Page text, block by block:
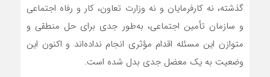
گذشته، نه کارفرمایان و نه وزارت تعاون، کار و رفاه اجتماعی
و سازمان تأمین اجتماعی، به‌طور جدی برای حل منطقی و
متوازن این مسئله اقدام مؤثری انجام نداده‌اند و اکنون این
وضعیت به یک معضل جدی بدل شده است.